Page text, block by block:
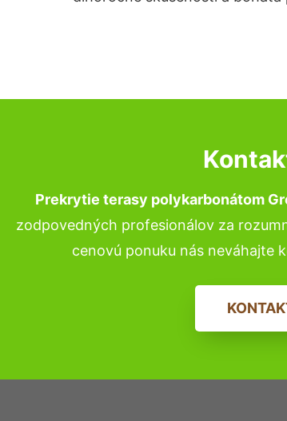
Prekrytie terasy polykarbonátom
zodpovedných profesionálov za
cenovú ponuku nás neváhajte